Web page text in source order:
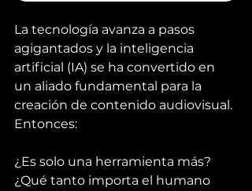
La tecnología avanza a pasos
agigantados y la inteligencia
artificial (IA) se ha convertido en
un aliado fundamental para la
creación de contenido audiovisual.
Entonces:
¿Es solo una herramienta más?
¿Qué tanto importa el humano